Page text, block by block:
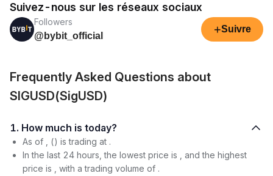
Suivez-nous sur les réseaux sociaux
Followers
@bybit_official
+Suivre
Frequently Asked Questions about
SIGUSD(SigUSD)
1. How much is today?
As of , () is trading at .
In the last 24 hours, the lowest price is , and the highest
price is , with a trading volume of .